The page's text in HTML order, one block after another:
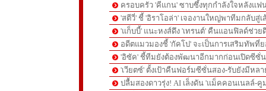
ครอบครัว 'คีแกน' ซาบซึ้งทุกกำลังใจหลังแฟ
'สตีวี่' ชี้ 'อิราโอล่า' เจองานใหญ่พาทีมกลับสู่
'แก็บบี้' แนะหงส์ดึง 'เทรนต์' คืนแอนฟิลด์ช่วย
อดีตแมวมองชี้ 'กัคโป' จะเป็นการเสริมทัพที่
'อิซัค' ชี้ทีมยังต้องพัฒนาอีกมากก่อนเปิดซีซั่
'เวียตซ์' ตั้งเป้าคืนฟอร์มซีซั่นสอง-รับยังมีหล
ปลื้มสองดาวรุ่ง! AI เล็งดัน 'แม็คคอนเนลล์-